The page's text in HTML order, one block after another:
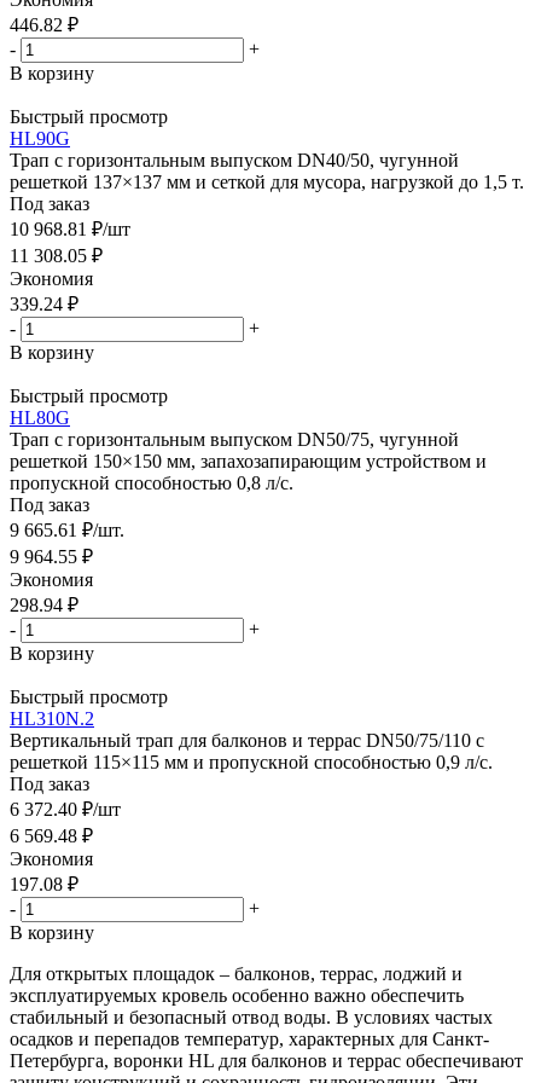
446.82 ₽
-
+
В корзину
Быстрый просмотр
HL90G
Трап с горизонтальным выпуском DN40/50, чугунной
решеткой 137×137 мм и сеткой для мусора, нагрузкой до 1,5 т.
Под заказ
10 968.81 ₽/шт
11 308.05 ₽
Экономия
339.24 ₽
-
+
В корзину
Быстрый просмотр
HL80G
Трап с горизонтальным выпуском DN50/75, чугунной
решеткой 150×150 мм, запахозапирающим устройством и
пропускной способностью 0,8 л/с.
Под заказ
9 665.61 ₽/шт.
9 964.55 ₽
Экономия
298.94 ₽
-
+
В корзину
Быстрый просмотр
HL310N.2
Вертикальный трап для балконов и террас DN50/75/110 с
решеткой 115×115 мм и пропускной способностью 0,9 л/с.
Под заказ
6 372.40 ₽/шт
6 569.48 ₽
Экономия
197.08 ₽
-
+
В корзину
Для открытых площадок – балконов, террас, лоджий и
эксплуатируемых кровель особенно важно обеспечить
стабильный и безопасный отвод воды. В условиях частых
осадков и перепадов температур, характерных для Санкт-
Петербурга, воронки HL для балконов и террас обеспечивают